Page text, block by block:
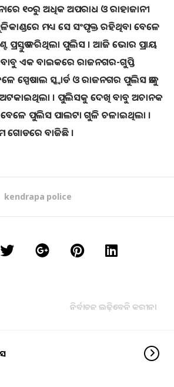
୧୦ରୁ ଅଧିକ ଅପରାଧ ଓ ରାହାଜାନୀ
ମଧ୍ୟ ସେ ସଂପୃକ୍ତ ରହିଥିବା ବେଳେ
ପ୍ରସ୍ତୁତ କରିଥିଲା ପୁଲିସ । ଆଜି ଭୋର ପ୍ରାୟ
ବାବୁ ଏକ ବାଇକରେ ରାଜନଗର-ଗୁପ୍ତି
ସ୍ପେଷାଲ ସ୍କ୍ୱାର୍ଡ ଓ ରାଜନଗର ପୁଲିସ ତାକୁ
। ପୁଲିସକୁ ଦେଖି ବାବୁ ଅଚାନକ
ପୁଲିସ ପାଲଟା ଗୁଳି ଚଳାଇଥିଲା ।
ଗୋଡରେ ବାଜିଛି ।
kendrapa police
ନିର୍ବାଚନ ଲଢ଼ିବେନି କରୀନା